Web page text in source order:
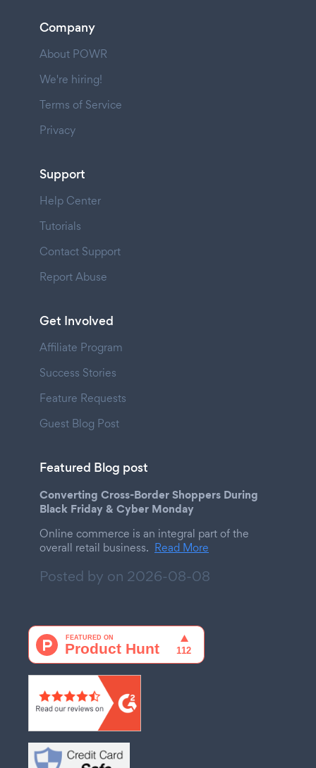
Company
About POWR
We're hiring!
Terms of Service
Privacy
Support
Help Center
Tutorials
Contact Support
Report Abuse
Get Involved
Affiliate Program
Success Stories
Feature Requests
Guest Blog Post
Featured Blog post
Converting Cross-Border Shoppers During
Black Friday & Cyber Monday
Online commerce is an integral part of the
overall retail business. Read More
Posted by on 2026-08-08